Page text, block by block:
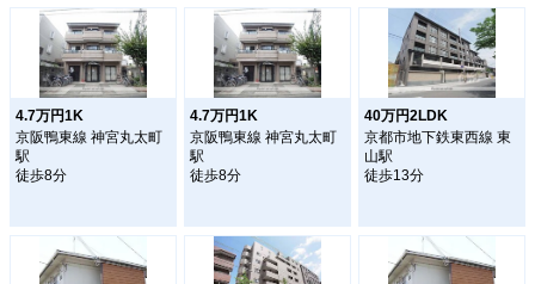
4.7万円1K
京阪鴨東線 神宮丸太町
駅
徒歩8分
4.7万円1K
京阪鴨東線 神宮丸太町
駅
徒歩8分
40万円2LDK
京都市地下鉄東西線 東
山駅
徒歩13分